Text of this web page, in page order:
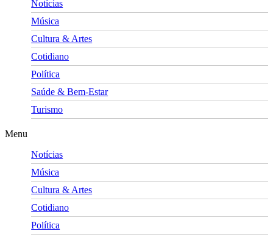
Notícias
Música
Cultura & Artes
Cotidiano
Política
Saúde & Bem-Estar
Turismo
Menu
Notícias
Música
Cultura & Artes
Cotidiano
Política